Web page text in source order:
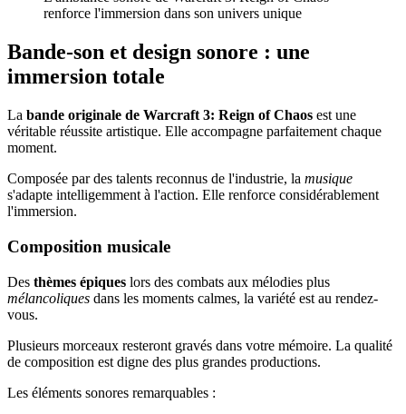
renforce l'immersion dans son univers unique
Bande-son et design sonore : une
immersion totale
La bande originale de Warcraft 3: Reign of Chaos est une
véritable réussite artistique. Elle accompagne parfaitement chaque
moment.
Composée par des talents reconnus de l'industrie, la musique
s'adapte intelligemment à l'action. Elle renforce considérablement
l'immersion.
Composition musicale
Des thèmes épiques lors des combats aux mélodies plus
mélancoliques dans les moments calmes, la variété est au rendez-
vous.
Plusieurs morceaux resteront gravés dans votre mémoire. La qualité
de composition est digne des plus grandes productions.
Les éléments sonores remarquables :